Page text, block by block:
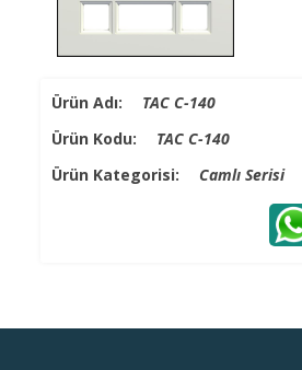
Ürün Adı: TAC C-140
Ürün Kodu: TAC C-140
Ürün Kategorisi: Camlı Serisi